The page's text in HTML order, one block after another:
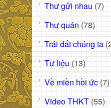
Thư gửi nhau (7)
Thư quán (78)
Trái đất chúng ta
Tư liệu (13)
Về miền hồi ức (7)
Video THKT (55)